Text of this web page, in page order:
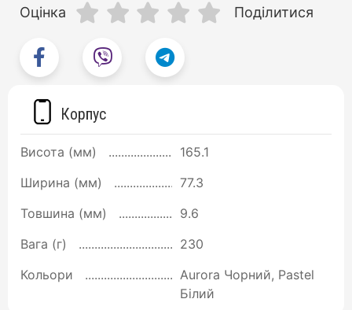
Оцінка Поділитися
Корпус
Висота (мм)
165.1
Ширина (мм)
77.3
Товшина (мм)
9.6
Вага (г)
230
Кольори
Aurora Чорний, Pastel
Білий